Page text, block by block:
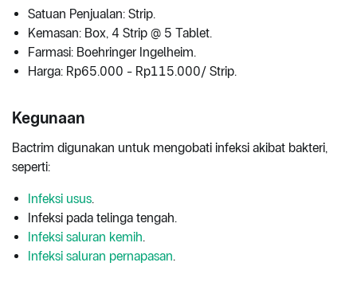
Satuan Penjualan: Strip.
Kemasan: Box, 4 Strip @ 5 Tablet.
Farmasi: Boehringer Ingelheim.
Harga: Rp65.000 - Rp115.000/ Strip.
Kegunaan
Bactrim digunakan untuk mengobati infeksi akibat bakteri,
seperti:
Infeksi usus.
Infeksi pada telinga tengah.
Infeksi saluran kemih.
Infeksi saluran pernapasan.